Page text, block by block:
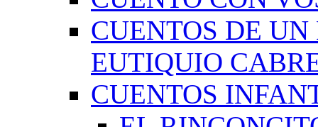
CUENTOS DE
EUTIQUIO
CUENTOS